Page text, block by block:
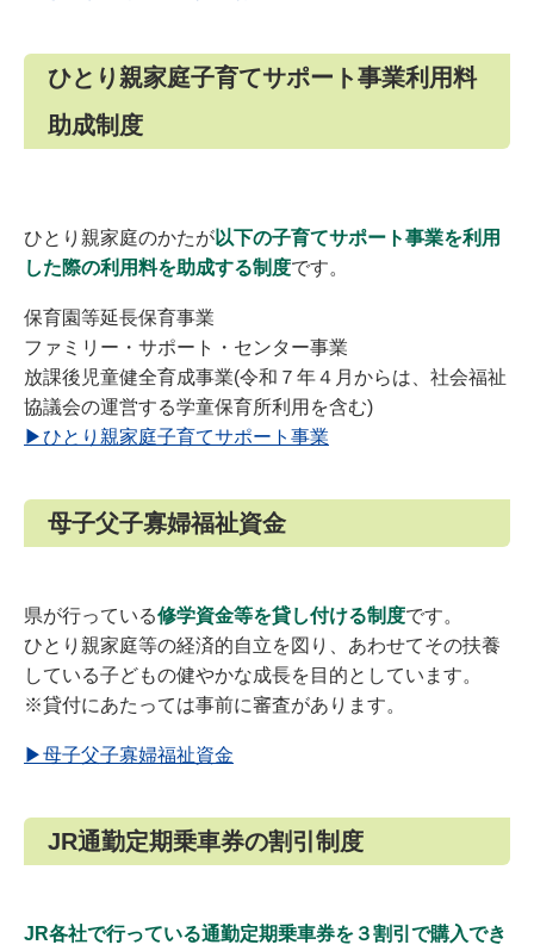
ひとり親家庭子育てサポート事業利用料
助成制度
ひとり親家庭のかたが以下の子育てサポート事業を利用
した際の利用料を助成する制度です。
保育園等延長保育事業
ファミリー・サポート・センター事業
放課後児童健全育成事業(令和７年４月からは、社会福祉
協議会の運営する学童保育所利用を含む)
▶ひとり親家庭子育てサポート事業
母子父子寡婦福祉資金
県が行っている修学資金等を貸し付ける制度です。
ひとり親家庭等の経済的自立を図り、あわせてその扶養
している子どもの健やかな成長を目的としています。
※貸付にあたっては事前に審査があります。
▶母子父子寡婦福祉資金
JR通勤定期乗車券の割引制度
JR各社で行っている通勤定期乗車券を３割引で購入でき